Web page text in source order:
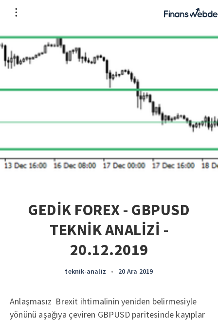
GEDİK FOREX - GBPUSD
TEKNİK ANALİZİ -
20.12.2019
teknik-analiz • 20 Ara 2019
Anlaşmasız Brexit ihtimalinin yeniden belirmesiyle
yönünü aşağıya çeviren GBPUSD paritesinde kayıplar